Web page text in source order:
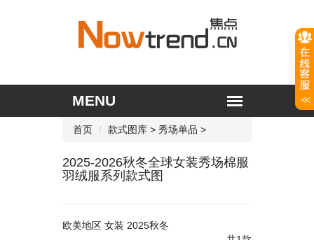
首页 款式图库 > 秀场单品 >
2025-2026秋冬全球女装秀场棉服
羽绒服系列款式图
欧美地区 女装 2025秋冬